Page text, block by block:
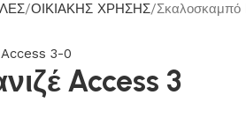
ΟΙΚΙΑΚΗΣ ΧΡΗΣΗΣ Σκαλοσκαμπό
Access 3